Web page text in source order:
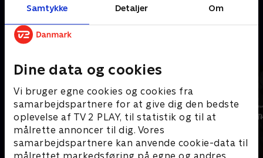
Samtykke Detaljer Om
Dine data og cookies
Vi bruger egne cookies og cookies fra
samarbejdspartnere for at give dig den bedste
oplevelse af TV 2 PLAY, til statistik og til at
målrette annoncer til dig. Vores
samarbejdspartnere kan anvende cookie-data til
Kræver tilkøb